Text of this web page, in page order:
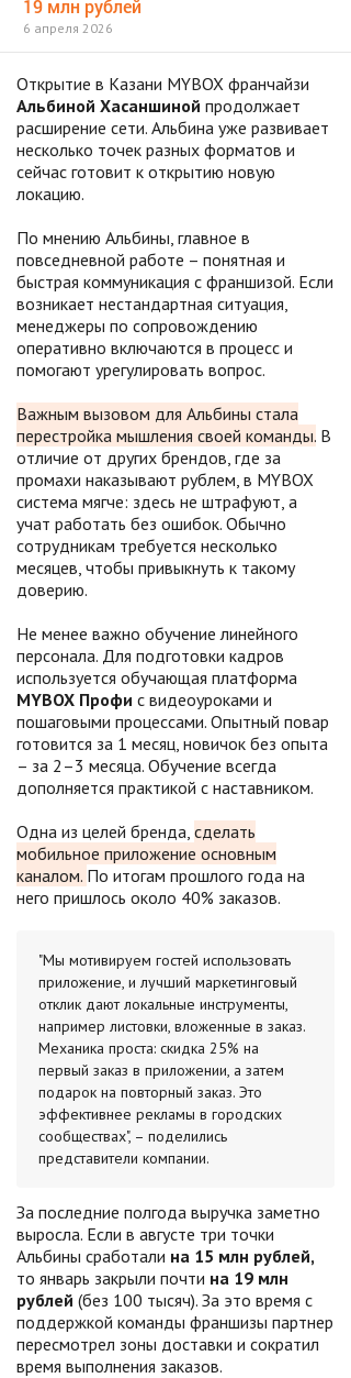
19 млн рублей
6 апреля 2026
Открытие в Казани MYBOX франчайзи
Альбиной Хасаншиной продолжает
расширение сети. Альбина уже развивает
несколько точек разных форматов и
сейчас готовит к открытию новую
локацию.
По мнению Альбины, главное в
повседневной работе – понятная и
быстрая коммуникация с франшизой. Если
возникает нестандартная ситуация,
менеджеры по сопровождению
оперативно включаются в процесс и
помогают урегулировать вопрос.
Важным вызовом для Альбины стала
перестройка мышления своей команды. В
отличие от других брендов, где за
промахи наказывают рублем, в MYBOX
система мягче: здесь не штрафуют, а
учат работать без ошибок. Обычно
сотрудникам требуется несколько
месяцев, чтобы привыкнуть к такому
доверию.
Не менее важно обучение линейного
персонала. Для подготовки кадров
используется обучающая платформа
MYBOX Профи с видеоуроками и
пошаговыми процессами. Опытный повар
готовится за 1 месяц, новичок без опыта
– за 2–3 месяца. Обучение всегда
дополняется практикой с наставником.
Одна из целей бренда, сделать
мобильное приложение основным
каналом. По итогам прошлого года на
него пришлось около 40% заказов.
"Мы мотивируем гостей использовать
приложение, и лучший маркетинговый
отклик дают локальные инструменты,
например листовки, вложенные в заказ.
Механика проста: скидка 25% на
первый заказ в приложении, а затем
подарок на повторный заказ. Это
эффективнее рекламы в городских
сообществах", – поделились
представители компании.
За последние полгода выручка заметно
выросла. Если в августе три точки
Альбины сработали на 15 млн рублей,
то январь закрыли почти на 19 млн
рублей (без 100 тысяч). За это время с
поддержкой команды франшизы партнер
пересмотрел зоны доставки и сократил
время выполнения заказов.